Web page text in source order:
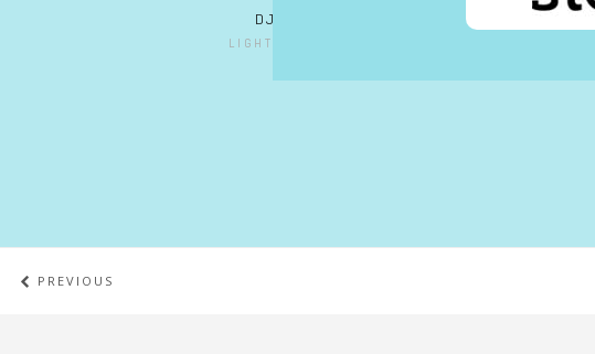
DJ
LIGHTBOX
PREVIOUS